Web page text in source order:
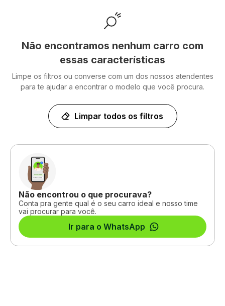
Não encontramos nenhum carro com
essas características
Limpe os filtros ou converse com um dos nossos atendentes
para te ajudar a encontrar o modelo que você procura.
Limpar todos os filtros
Não encontrou o que procurava?
Conta pra gente qual é o seu carro ideal e nosso time
vai procurar para você.
Ir para o WhatsApp